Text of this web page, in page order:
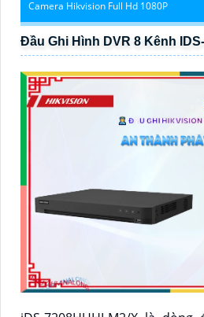
Camera Hikvision Full Hd 1080P
Đầu Ghi Hình DVR 8 Kênh